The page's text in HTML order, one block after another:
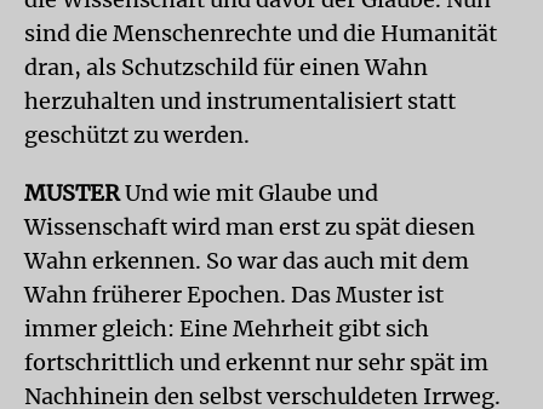
sind die Menschenrechte und die Humanität
dran, als Schutzschild für einen Wahn
herzuhalten und instrumentalisiert statt
geschützt zu werden.
MUSTERUnd wie mit Glaube und
Wissenschaft wird man erst zu spät diesen
Wahn erkennen. So war das auch mit dem
Wahn früherer Epochen. Das Muster ist
immer gleich: Eine Mehrheit gibt sich
fortschrittlich und erkennt nur sehr spät im
Nachhinein den selbst verschuldeten Irrweg.